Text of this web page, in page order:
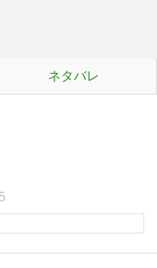
ネタバレ